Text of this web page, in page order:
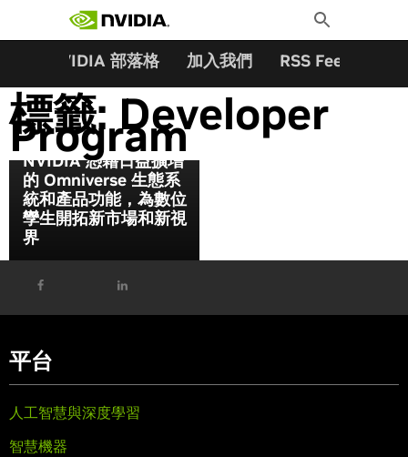
Toggle
Search
NVIDIA 部落格 加入我們 RSS Feeds
標籤:Developer
Program
NVIDIA 憑藉日益擴增
的 Omniverse 生態系
統和產品功能，為數位
孿生開拓新市場和新視
界
平台
人工智慧與深度學習
智慧機器